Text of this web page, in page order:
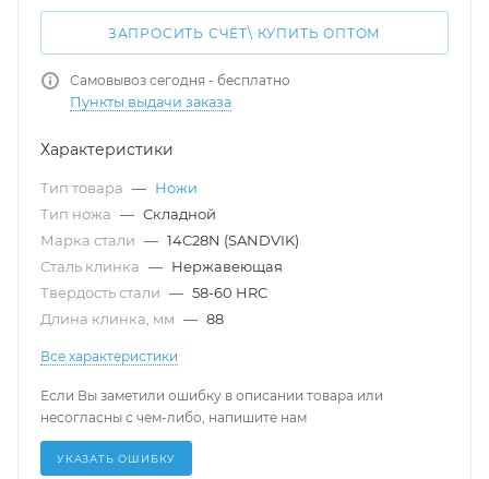
ЗАПРОСИТЬ СЧЁТ\ КУПИТЬ ОПТОМ
Самовывоз сегодня - бесплатно
Пункты выдачи заказа
Характеристики
Тип товара — Ножи
Тип ножа — Складной
Марка стали — 14C28N (SANDVIK)
Сталь клинка — Нержавеющая
Твердость стали — 58-60 HRC
Длина клинка, мм — 88
Все характеристики
Если Вы заметили ошибку в описании товара или
несогласны с чем-либо, напишите нам
УКАЗАТЬ ОШИБКУ